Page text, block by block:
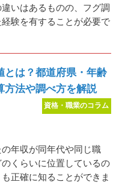
いはあるものの、フグ調
験を有することが必要で
とは？都道府県・年齢
方法や調べ方を解説
資格・職業のコラム
年収が同年代や同じ職
くらいに位置しているの
正確に知ることができま